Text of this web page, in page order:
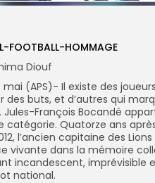
FOOTBALL-HOMMAGE
Diouf
mai (APS)- Il existe des
des buts, et d’autres qui
Jules-François Bocandé
catégorie. Quatorze ans
l’ancien capitaine des
vivante dans la mémoire
incandescent, imprévisible
national.